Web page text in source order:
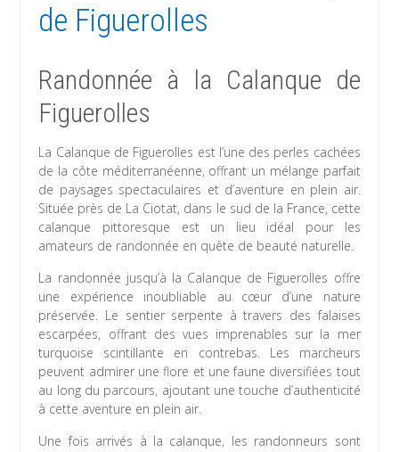
de Figuerolles
Randonnée à la Calanque de
Figuerolles
La Calanque de Figuerolles est l’une des perles cachées
de la côte méditerranéenne, offrant un mélange parfait
de paysages spectaculaires et d’aventure en plein air.
Située près de La Ciotat, dans le sud de la France, cette
calanque pittoresque est un lieu idéal pour les
amateurs de randonnée en quête de beauté naturelle.
La randonnée jusqu’à la Calanque de Figuerolles offre
une expérience inoubliable au cœur d’une nature
préservée. Le sentier serpente à travers des falaises
escarpées, offrant des vues imprenables sur la mer
turquoise scintillante en contrebas. Les marcheurs
peuvent admirer une flore et une faune diversifiées tout
au long du parcours, ajoutant une touche d’authenticité
à cette aventure en plein air.
Une fois arrivés à la calanque, les randonneurs sont